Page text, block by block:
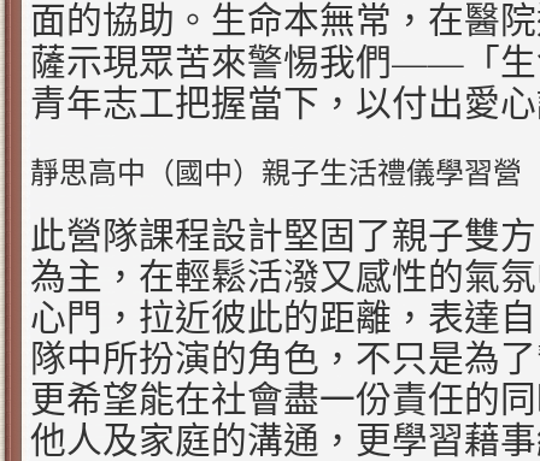
面的協助。生命本無常，在醫
薩示現眾苦來警惕我們—— 「
青年志工把握當下，以付出愛
靜思高中（國中）親子生活禮儀學習營
此營隊課程設計堅固了親子雙
為主，在輕鬆活潑又感性的氣
心門，拉近彼此的距離，表達
隊中所扮演的角色，不只是為
更希望能在社會盡一份責任的
他人及家庭的溝通，更學習藉